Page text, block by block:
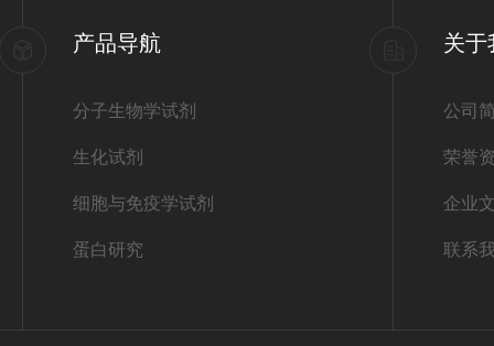
产品导航
分子生物学试剂
生化试剂
细胞与免疫学试剂
蛋白研究
关于
公司
荣誉
企业
联系